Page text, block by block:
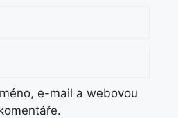
e-mail a webovou